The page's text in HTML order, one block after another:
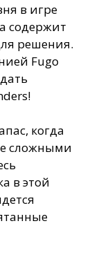
в игре
содержит
решения.
Fugo
когда
сложными
в этой